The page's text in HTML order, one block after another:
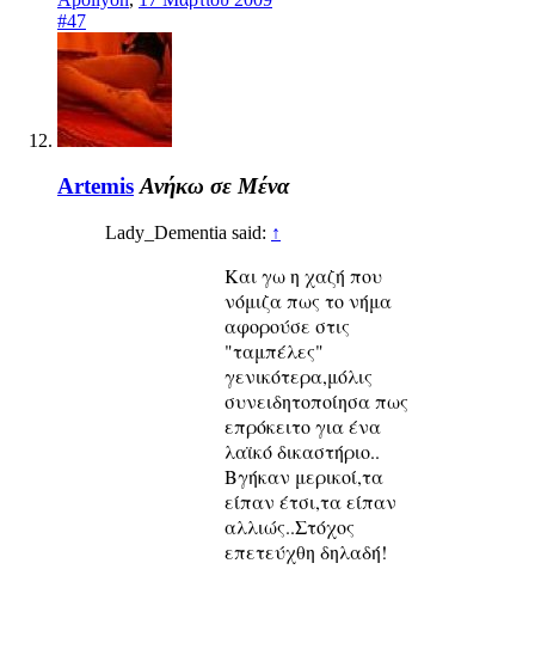
#47
Artemis Ανήκω σε Μένα
Lady_Dementia said: ↑
Και γω η χαζή που
νόμιζα πως το νήμα
αφορούσε στις
"ταμπέλες"
γενικότερα,μόλις
συνειδητοποίησα πως
επρόκειτο για ένα
λαϊκό δικαστήριο..
Βγήκαν μερικοί,τα
είπαν έτσι,τα είπαν
αλλιώς..Στόχος
επετεύχθη δηλαδή!